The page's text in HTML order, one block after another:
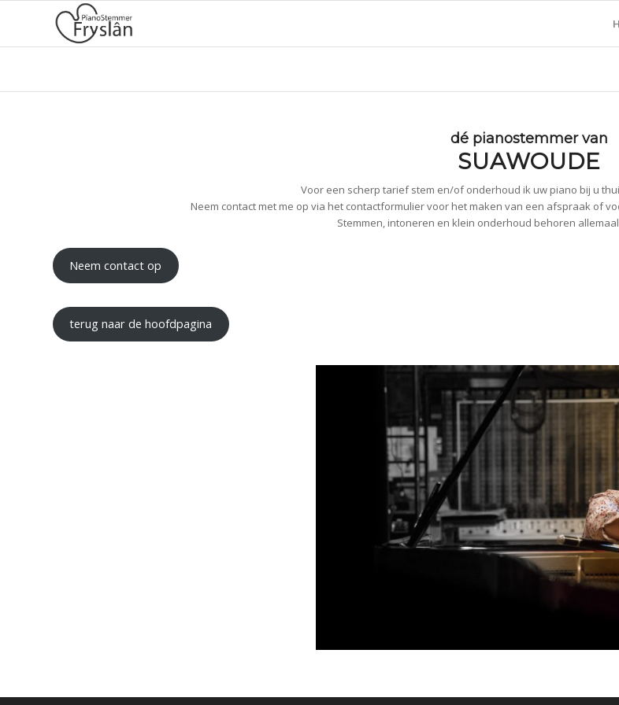
dé pianostemmer van
SUAWOUDE
Voor een scherp tarief stem en/of onderhoud ik uw piano bij u
Neem contact met me op via het contactformulier voor het maken van een afspraak of
Stemmen, intoneren en klein onderhoud behoren
Neem contact op
terug naar de hoofdpagina